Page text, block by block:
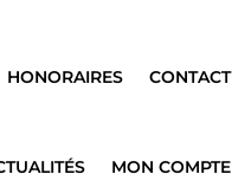
HONORAIRES CONTACT
MON COMPTE